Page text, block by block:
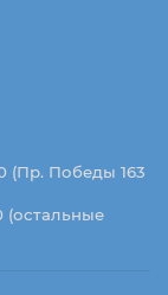
(Пр. Победы 163
(остальные